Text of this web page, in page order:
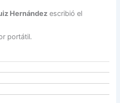
Hernández escribió el
portátil.